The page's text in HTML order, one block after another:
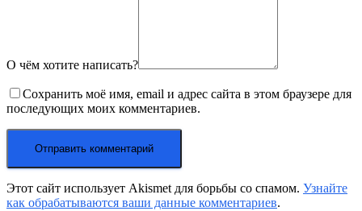
О чём хотите написать?
Сохранить моё имя, email и адрес сайта в этом браузере для
последующих моих комментариев.
Этот сайт использует Akismet для борьбы со спамом. Узнайте
как обрабатываются ваши данные комментариев.